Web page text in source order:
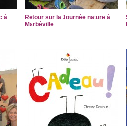
à
Retour sur la Journée nature à
Marbéville